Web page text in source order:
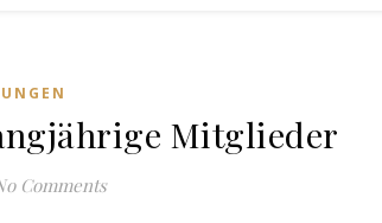
Mitglieder
Comments